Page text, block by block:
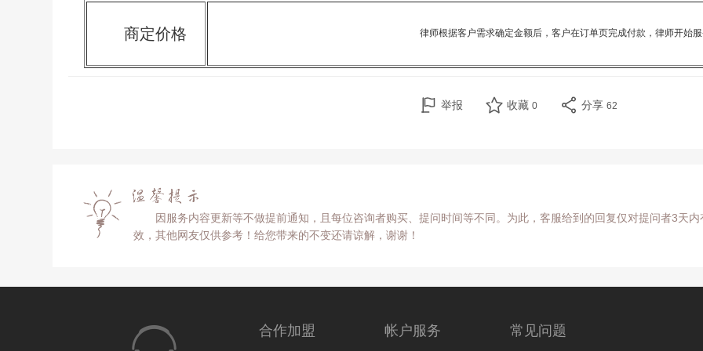
商定价格 律师根据客户需求确定金额后，客户在订单页完成付款，律师开始
举报 收藏 0 分享 62
因服务内容更新等不做提前通知，且每位咨询者购买、提问时间等不同。为此，客服给到的回复仅对提问者3天内
效，其他网友仅供参考！给您带来的不变还请谅解，谢谢！
合作加盟 帐户服务 常见问题